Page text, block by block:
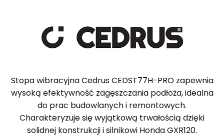
Stopa wibracyjna Cedrus CEDST77H-PRO zapewnia
wysoką efektywność zagęszczania podłoża, idealna
do prac budowlanych i remontowych.
Charakteryzuje się wyjątkową trwałością dzięki
solidnej konstrukcji i silnikowi Honda GXR120.